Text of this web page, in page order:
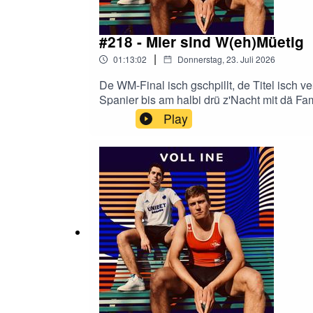
#218 - Mier sind W(eh)Müetig
01:13:02 | Donnerstag, 23. Juli 2026
De WM-Final isch gschpillt, de Titel isch
Spanier bis am halbi drü z'Nacht mit dä
schöner isch, dass Argentinie nöd
überfällig gsi wär, und werum de Messi
Tom Cruise, Post Malone, BTS, Justin
d'USA als Gaschtgäber und öb 48 Team
Ständeros! Und zum Abschluss no e
lit am Bode und de Kampf um Platz zwei
Play